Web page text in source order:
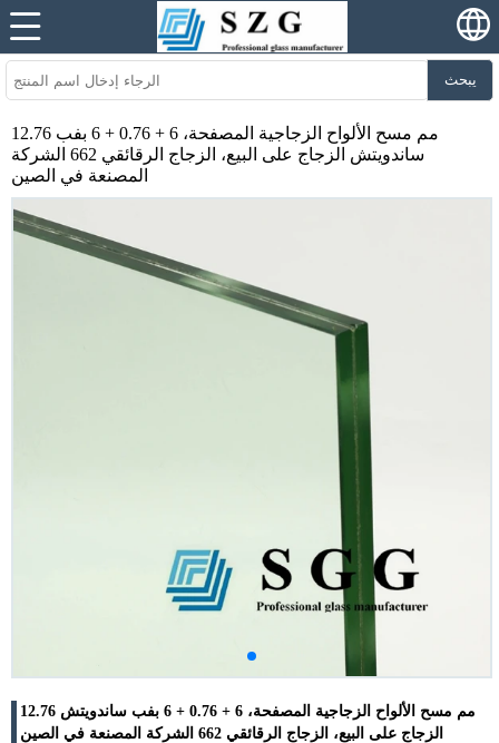
يبحث
12.76 مم مسح الألواح الزجاجية المصفحة، 6 + 0.76 + 6 بفب
ساندويتش الزجاج على البيع، الزجاج الرقائقي 662 الشركة
المصنعة في الصين
12.76 مم مسح الألواح الزجاجية المصفحة، 6 + 0.76 + 6 بفب ساندويتش
الزجاج على البيع، الزجاج الرقائقي 662 الشركة المصنعة في الصين